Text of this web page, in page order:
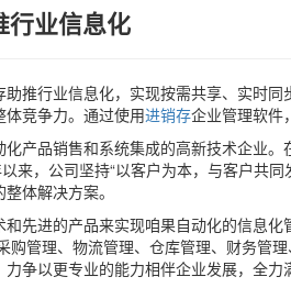
行业信息化
推行业信息化，实现按需共享、实时
竞争力。通过使用进销存企业管理软件
产品销售和系统集成的高新技术企业
来，公司坚持“以客户为本，与客户共同
体解决方案。
先进的产品来实现咱果自动化的信息
管理、物流管理、仓库管理、财务管
争以更专业的能力相伴企业发展，全力